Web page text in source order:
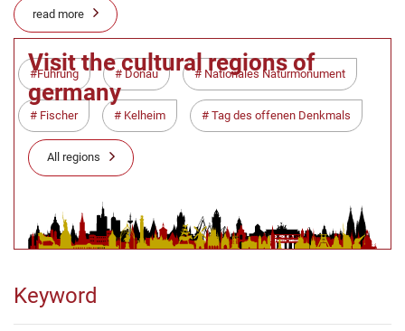
read more
Führung Donau Nationales Naturmonument
Fischer Kelheim Tag des offenen Denkmals
Visit the cultural regions of
germany
All regions
Keyword